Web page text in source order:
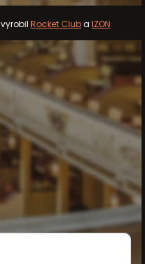
vyrobil Rocket Cluba IZON